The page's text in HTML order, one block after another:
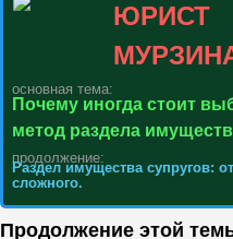
ЮРИСТ
основная тема:
Почему иногда стоит
метод раздела
продолжение:
Раздел имущества супругов:
сложного.
Продолжение этой